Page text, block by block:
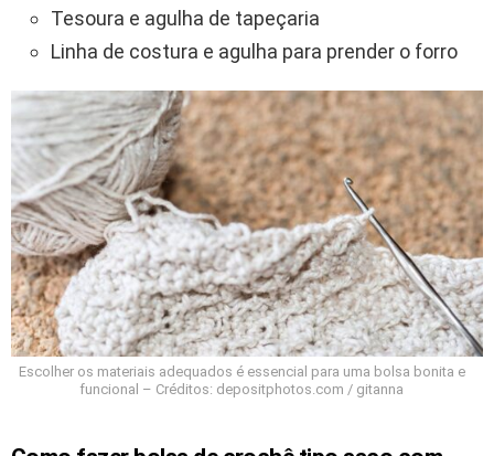
Tesoura e agulha de tapeçaria
Linha de costura e agulha para prender o forro
Escolher os materiais adequados é essencial para uma bolsa bonita e
funcional – Créditos: depositphotos.com / gitanna